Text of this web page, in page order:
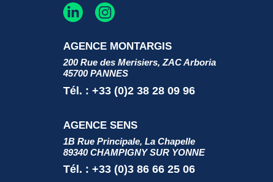
AGENCE MONTARGIS
200 Rue des Merisiers, ZAC Arboria
45700 PANNES
Tél. : +33 (0)2 38 28 09 96
AGENCE SENS
1B Rue Principale, La Chapelle
89340 CHAMPIGNY SUR YONNE
Tél. : +33 (0)3 86 66 25 06